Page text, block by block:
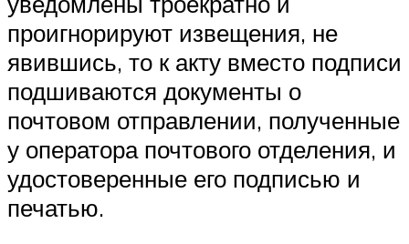
проигнорируют извещения, не
явившись, то к акту вместо подписи
подшиваются документы о
почтовом отправлении, полученные
у оператора почтового отделения, и
удостоверенные его подписью и
печатью.